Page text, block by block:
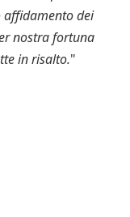
affidamento dei
nostra fortuna
in risalto."